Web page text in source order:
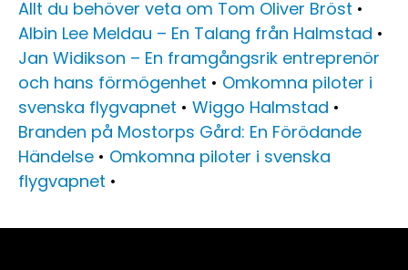
Allt du behöver veta om Tom Oliver Bröst •
Albin Lee Meldau – En Talang från Halmstad •
Jan Widikson – En framgångsrik entreprenör
och hans förmögenhet • Omkomna piloter i
svenska flygvapnet • Wiggo Halmstad •
Branden på Mostorps Gård: En Förödande
Händelse • Omkomna piloter i svenska
flygvapnet •